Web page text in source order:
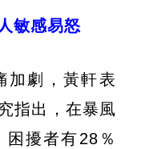
敏感易怒
加劇，黃軒表
指出，在暴風
困擾者有28％